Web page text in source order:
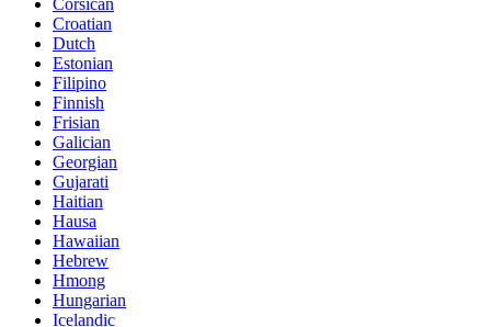
Croatian
Dutch
Estonian
Filipino
Finnish
Frisian
Galician
Georgian
Gujarati
Haitian
Hausa
Hawaiian
Hebrew
Hmong
Hungarian
Icelandic